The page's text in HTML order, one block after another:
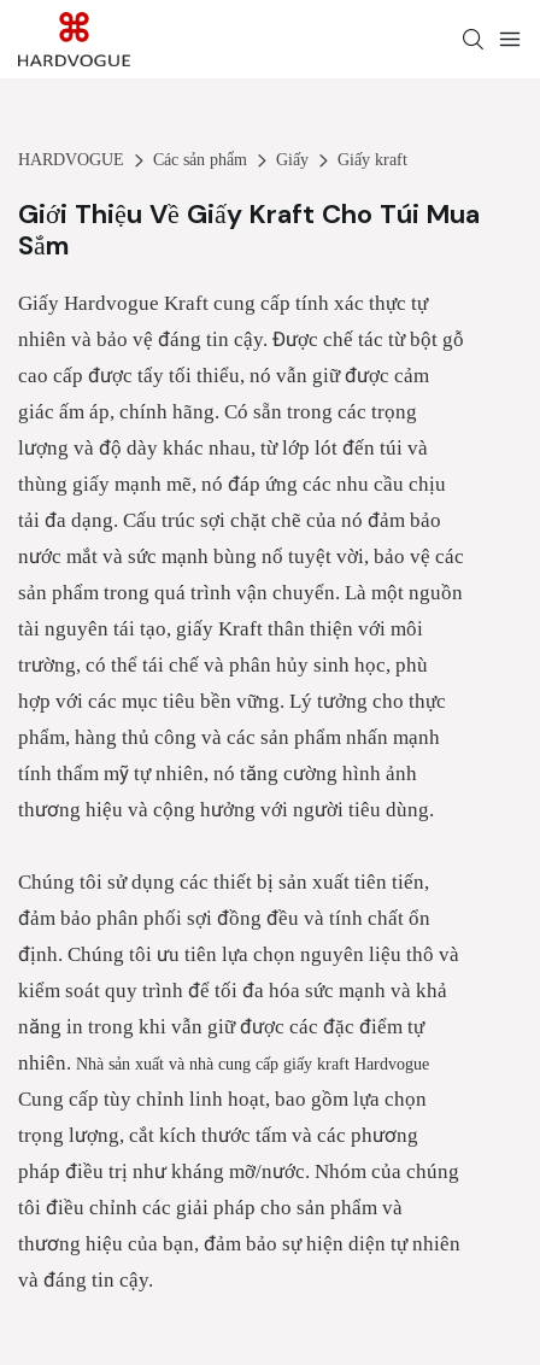
HARDVOGUE Các sản phẩm Giấy Giấy kraft
Giới Thiệu Về Giấy Kraft Cho Túi Mua
Sắm
Giấy Hardvogue Kraft cung cấp tính xác thực tự
nhiên và bảo vệ đáng tin cậy. Được chế tác từ bột gỗ
cao cấp được tẩy tối thiểu, nó vẫn giữ được cảm
giác ấm áp, chính hãng. Có sẵn trong các trọng
lượng và độ dày khác nhau, từ lớp lót đến túi và
thùng giấy mạnh mẽ, nó đáp ứng các nhu cầu chịu
tải đa dạng. Cấu trúc sợi chặt chẽ của nó đảm bảo
nước mắt và sức mạnh bùng nổ tuyệt vời, bảo vệ các
sản phẩm trong quá trình vận chuyển. Là một nguồn
tài nguyên tái tạo, giấy Kraft thân thiện với môi
trường, có thể tái chế và phân hủy sinh học, phù
hợp với các mục tiêu bền vững. Lý tưởng cho thực
phẩm, hàng thủ công và các sản phẩm nhấn mạnh
tính thẩm mỹ tự nhiên, nó tăng cường hình ảnh
thương hiệu và cộng hưởng với người tiêu dùng.
Chúng tôi sử dụng các thiết bị sản xuất tiên tiến,
đảm bảo phân phối sợi đồng đều và tính chất ổn
định. Chúng tôi ưu tiên lựa chọn nguyên liệu thô và
kiểm soát quy trình để tối đa hóa sức mạnh và khả
năng in trong khi vẫn giữ được các đặc điểm tự
nhiên. Nhà sản xuất và nhà cung cấp giấy kraft Hardvogue
Cung cấp tùy chỉnh linh hoạt, bao gồm lựa chọn
trọng lượng, cắt kích thước tấm và các phương
pháp điều trị như kháng mỡ/nước. Nhóm của chúng
tôi điều chỉnh các giải pháp cho sản phẩm và
thương hiệu của bạn, đảm bảo sự hiện diện tự nhiên
và đáng tin cậy.